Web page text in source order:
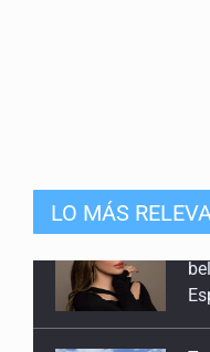
LO MÁS